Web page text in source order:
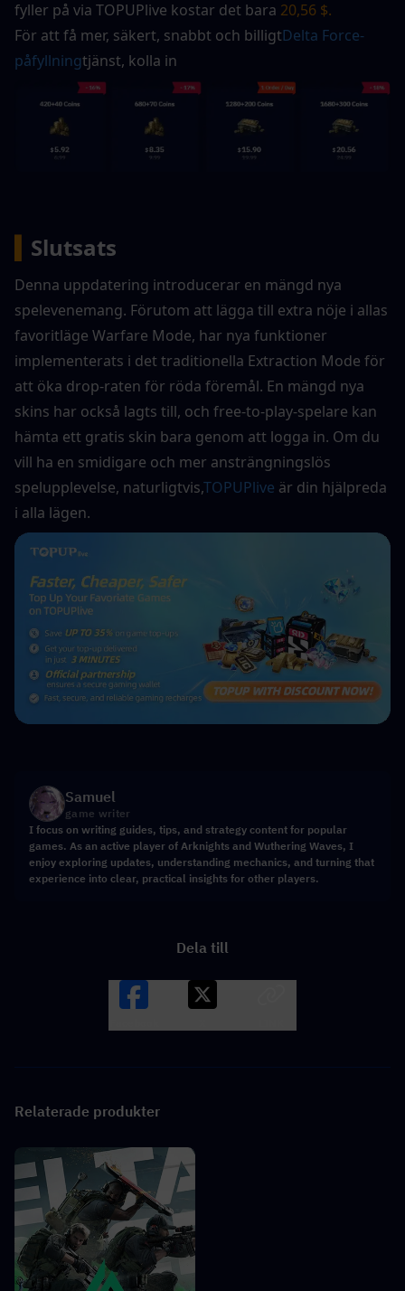
fyller på via TOPUPlive kostar det bara 20,56 $.
För att få mer, säkert, snabbt och billigtDelta Force-
påfyllningtjänst, kolla in
Slutsats
Denna uppdatering introducerar en mängd nya
spelevenemang. Förutom att lägga till extra nöje i allas
favoritläge Warfare Mode, har nya funktioner
implementerats i det traditionella Extraction Mode för
att öka drop-raten för röda föremål. En mängd nya
skins har också lagts till, och free-to-play-spelare kan
hämta ett gratis skin bara genom att logga in. Om du
vill ha en smidigare och mer ansträngningslös
spelupplevelse, naturligtvis,TOPUPlive är din hjälpreda
i alla lägen.
Samuel
game writer
I focus on writing guides, tips, and strategy content for popular
games. As an active player of Arknights and Wuthering Waves, I
enjoy exploring updates, understanding mechanics, and turning that
experience into clear, practical insights for other players.
Dela till
Relaterade produkter